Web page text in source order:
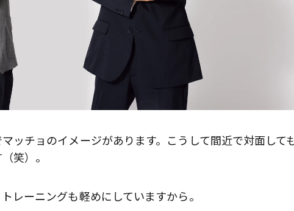
ッチョのイメージがあります。こうして間近で対面して
笑）。
レーニングも軽めにしていますから。